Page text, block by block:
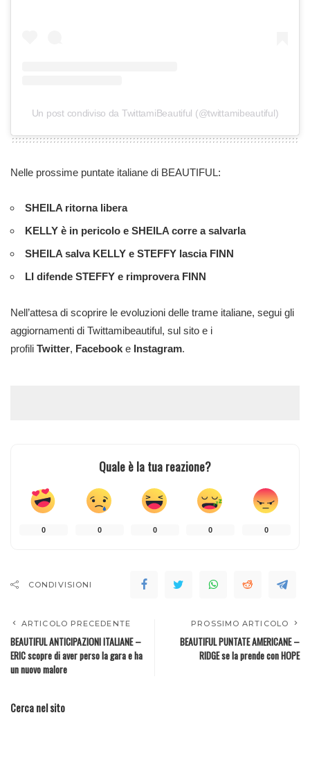
Un post condiviso da TwittamiBeautiful (@twittamibeautiful)
Nelle prossime puntate italiane di BEAUTIFUL:
SHEILA ritorna libera
KELLY è in pericolo e SHEILA corre a salvarla
SHEILA salva KELLY e STEFFY lascia FINN
LI difende STEFFY e rimprovera FINN
Nell’attesa di scoprire le evoluzioni delle trame italiane, segui gli
aggiornamenti di Twittamibeautiful, sul sito e i
profili Twitter, Facebook e Instagram.
Quale è la tua reazione?
0 0 0 0 0
CONDIVISIONI
ARTICOLO PRECEDENTE
BEAUTIFUL ANTICIPAZIONI ITALIANE –
ERIC scopre di aver perso la gara e ha
un nuovo malore
PROSSIMO ARTICOLO
BEAUTIFUL PUNTATE AMERICANE –
RIDGE se la prende con HOPE
Cerca nel sito